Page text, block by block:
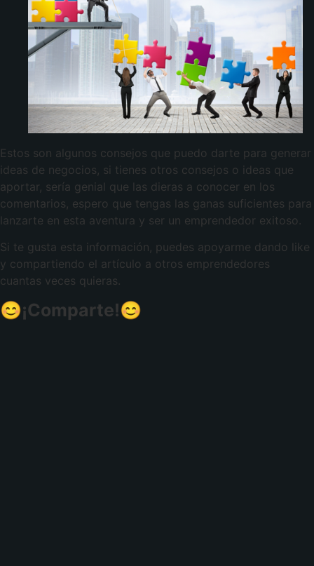
Estos son algunos consejos que puedo darte para generar
ideas de negocios, si tienes otros consejos o ideas que
aportar, sería genial que las dieras a conocer en los
comentarios, espero que tengas las ganas suficientes para
lanzarte en esta aventura y ser un emprendedor exitoso.
Si te gusta esta información, puedes apoyarme dando like
y compartiendo el artículo a otros emprendedores
cuantas veces quieras.
😊¡Comparte!😊